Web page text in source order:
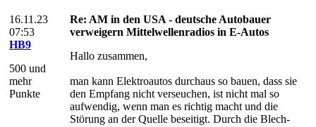
16.11.23
07:53
HB9
500 und
mehr
Punkte
Re: AM in den USA - deutsche Autobauer
verweigern Mittelwellenradios in E-Autos
Hallo zusammen,
man kann Elektroautos durchaus so bauen, dass sie
den Empfang nicht verseuchen, ist nicht mal so
aufwendig, wenn man es richtig macht und die
Störung an der Quelle beseitigt. Durch die Blech-